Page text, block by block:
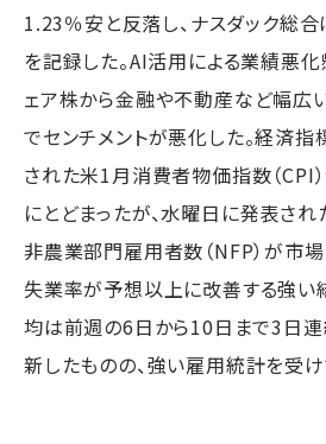
1.23％安と反落し、ナスダック総
を記録した。AI活用による業績悪
ェア株から金融や不動産など幅広
でセンチメントが悪化した。経済
された米1月消費者物価指数（CPI
にとどまったが、水曜日に発表さ
非農業部門雇用者数（NFP）が市
失業率が予想以上に改善する強い
均は前週の6日から10日まで3日
新したものの、強い雇用統計を受け